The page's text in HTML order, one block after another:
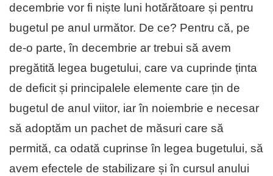
decembrie vor fi niște luni hotărătoare și pentru
bugetul pe anul următor. De ce? Pentru că, pe
de-o parte, în decembrie ar trebui să avem
pregătită legea bugetului, care va cuprinde ținta
de deficit și principalele elemente care țin de
bugetul de anul viitor, iar în noiembrie e necesar
să adoptăm un pachet de măsuri care să
permită, ca odată cuprinse în legea bugetului, să
avem efectele de stabilizare și în cursul anului